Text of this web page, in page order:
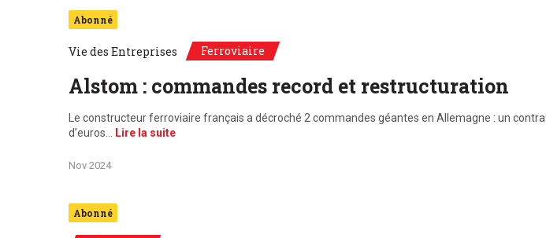
Abonné
Vie des Entreprises Ferroviaire
Alstom : commandes record et restructuration
Le constructeur ferroviaire français a décroché 2 commandes géantes en Allemagne : un
d’euros…
Lire la suite
Nov 2024
Abonné